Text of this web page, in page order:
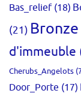
Bas_relief(18)
(21) Bronze
d'immeuble
Cherubs_Angelots
Door_Porte (17)